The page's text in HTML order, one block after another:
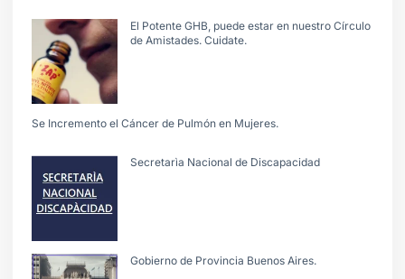
El Potente GHB, puede estar en nuestro Círculo
de Amistades. Cuidate.
Se Incremento el Cáncer de Pulmón en Mujeres.
Secretarìa Nacional de Discapacidad
Gobierno de Provincia Buenos Aires.